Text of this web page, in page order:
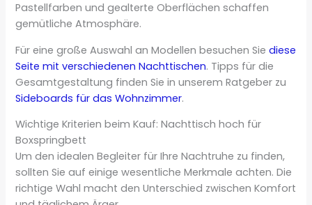
Pastellfarben und gealterte Oberflächen schaffen
gemütliche Atmosphäre.
Für eine große Auswahl an Modellen besuchen Siediese
Seite mit verschiedenen Nachttischen. Tipps für die
Gesamtgestaltung finden Sie in unserem Ratgeber zu
Sideboards für das Wohnzimmer.
Wichtige Kriterien beim Kauf: Nachttisch hoch für
Boxspringbett
Um den idealen Begleiter für Ihre Nachtruhe zu finden,
sollten Sie auf einige wesentliche Merkmale achten. Die
richtige Wahl macht den Unterschied zwischen Komfort